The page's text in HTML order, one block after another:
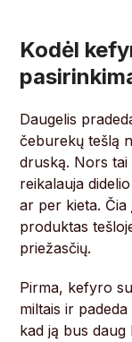
Kodėl
Daugelis
čeburekų tešlą
druską. Nors tai
reikalauja
ar per kieta. Čia
produktas
priežasčių.
Pirma, kefyro
miltais ir
kad ją bus